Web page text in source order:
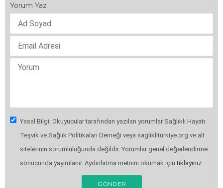
Yorum Yaz
Yasal Bilgi: Okuyucular tarafından yazılan yorumlar Sağlıklı Hayatı
Teşvik ve Sağlık Politikaları Derneği veya saglikliturkiye.org ve alt
sitelerinin sorumluluğunda değildir. Yorumlar genel değerlendirme
sonucunda yayımlanır. Aydınlatma metnini okumak içintıklayınız
GÖNDER